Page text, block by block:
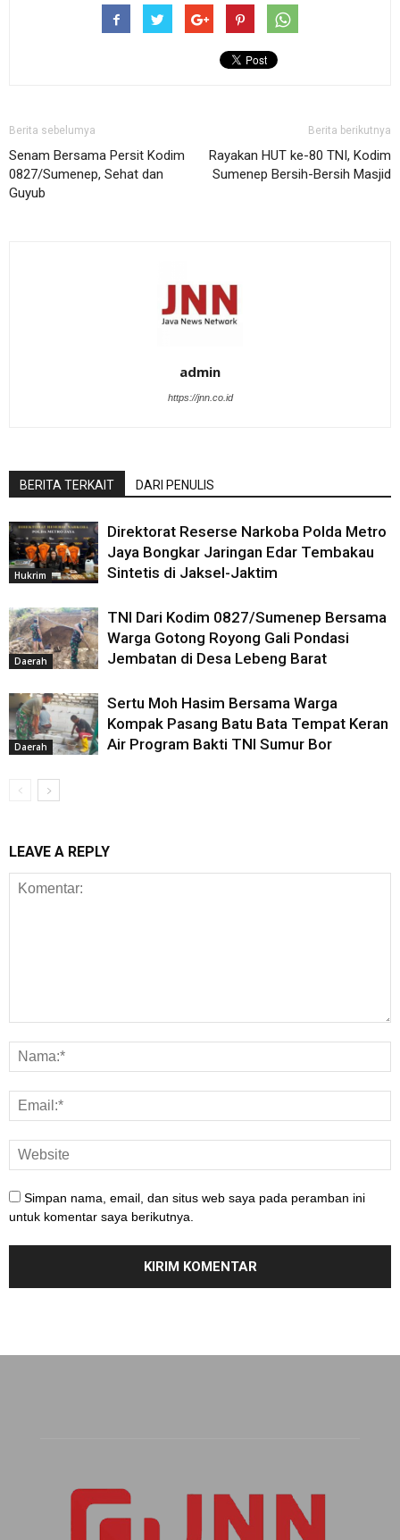
Berita sebelumya
Senam Bersama Persit Kodim
0827/Sumenep, Sehat dan
Guyub
Berita berikutnya
Rayakan HUT ke-80 TNI, Kodim
Sumenep Bersih-Bersih Masjid
admin
https://jnn.co.id
BERITA TERKAIT DARI PENULIS
Hukrim
Direktorat Reserse Narkoba Polda Metro
Jaya Bongkar Jaringan Edar Tembakau
Sintetis di Jaksel-Jaktim
Daerah
TNI Dari Kodim 0827/Sumenep Bersama
Warga Gotong Royong Gali Pondasi
Jembatan di Desa Lebeng Barat
Daerah
Sertu Moh Hasim Bersama Warga
Kompak Pasang Batu Bata Tempat Keran
Air Program Bakti TNI Sumur Bor
LEAVE A REPLY
Simpan nama, email, dan situs web saya pada peramban ini
untuk komentar saya berikutnya.